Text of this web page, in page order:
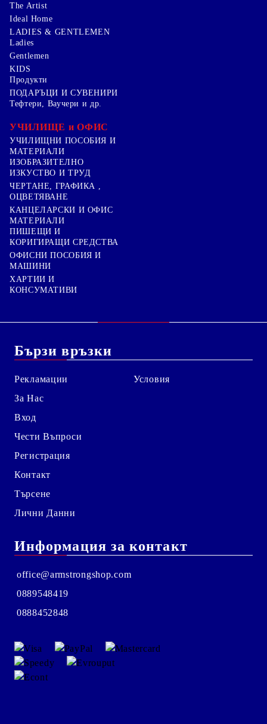
The Artist
Ideal Home
LADIES & GENTLEMEN
Ladies
Gentlemen
KIDS
Продукти
ПОДАРЪЦИ И СУВЕНИРИ
Тефтери, Ваучери и др.
УЧИЛИЩЕ и ОФИС
УЧИЛИЩНИ ПОСОБИЯ И
МАТЕРИАЛИ
ИЗОБРАЗИТЕЛНО
ИЗКУСТВО И ТРУД
ЧЕРТАНЕ, ГРАФИКА ,
ОЦВЕТЯВАНЕ
КАНЦЕЛАРСКИ И ОФИС
МАТЕРИАЛИ
ПИШЕЩИ И
КОРИГИРАЩИ СРЕДСТВА
ОФИСНИ ПОСОБИЯ И
МАШИНИ
ХАРТИИ И
КОНСУМАТИВИ
Бързи връзки
Рекламации
За Нас
Вход
Чести Въпроси
Регистрация
Контакт
Търсене
Лични Данни
Условия
Информация за контакт
office@armstrongshop.com
0889548419
0888452848